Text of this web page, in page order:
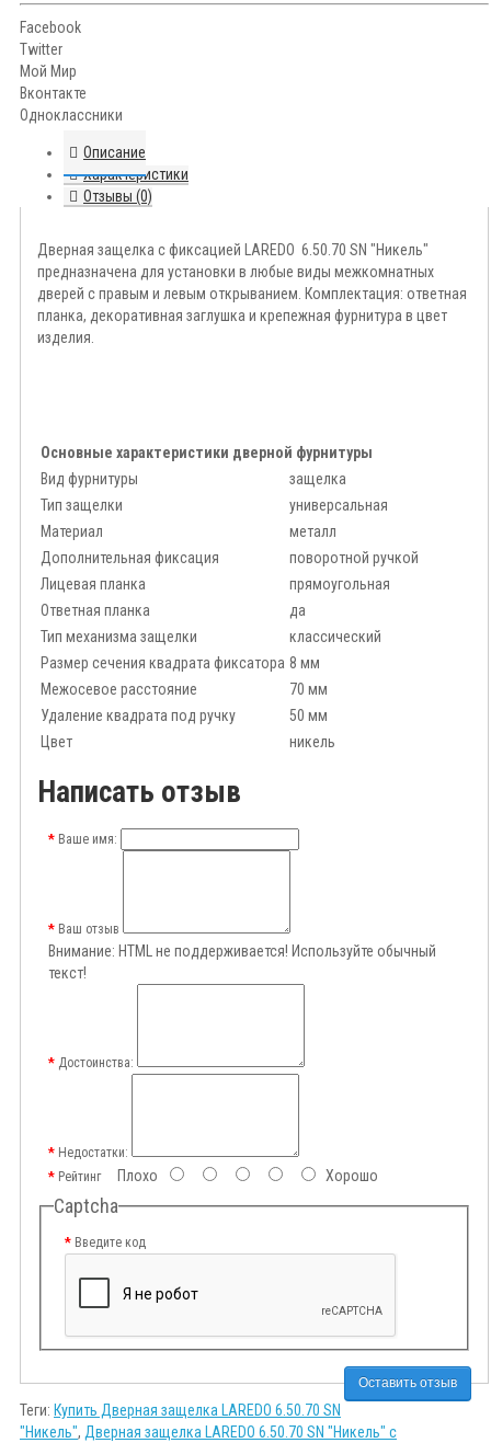
Facebook
Twitter
Мой Мир
Вконтакте
Одноклассники
Описание
Характеристики
Отзывы (0)
Дверная защелка с фиксацией LAREDO 6.50.70 SN "Никель"
предназначена для установки в любые виды межкомнатных
дверей с правым и левым открыванием. Комплектация: ответная
планка, декоративная заглушка и крепежная фурнитура в цвет
изделия.
Основные характеристики дверной фурнитуры
Вид фурнитуры
защелка
Тип защелки
универсальная
Материал
металл
Дополнительная фиксация
поворотной ручкой
Лицевая планка
прямоугольная
Ответная планка
да
Тип механизма защелки
классический
Размер сечения квадрата фиксатора 8 мм
Межосевое расстояние
70 мм
Удаление квадрата под ручку
50 мм
Цвет
никель
Написать отзыв
Ваше имя:
Ваш отзыв
Внимание: HTML не поддерживается! Используйте обычный
текст!
Достоинства:
Недостатки:
РейтингПлохо Хорошо
Captcha
Введите код
Оставить отзыв
Теги: Купить Дверная защелка LAREDO 6.50.70 SN
"Никель", Дверная защелка LAREDO 6.50.70 SN "Никель" с